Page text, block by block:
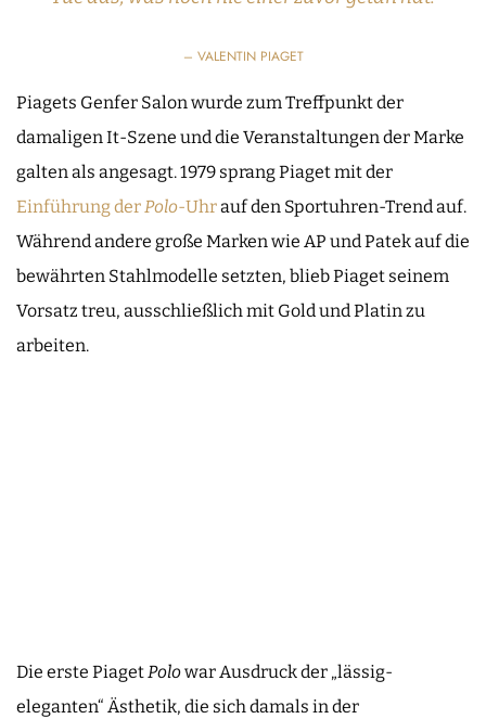
– VALENTIN PIAGET
Piagets Genfer Salon wurde zum Treffpunkt der
damaligen It-Szene und die Veranstaltungen der Marke
galten als angesagt. 1979 sprang Piaget mit der
Einführung derPolo-Uhrauf den Sportuhren-Trend auf.
Während andere große Marken wie AP und Patek auf die
bewährten Stahlmodelle setzten, blieb Piaget seinem
Vorsatz treu, ausschließlich mit Gold und Platin zu
arbeiten.
Die erste PiagetPolowar Ausdruck der „lässig-
eleganten“ Ästhetik, die sich damals in der